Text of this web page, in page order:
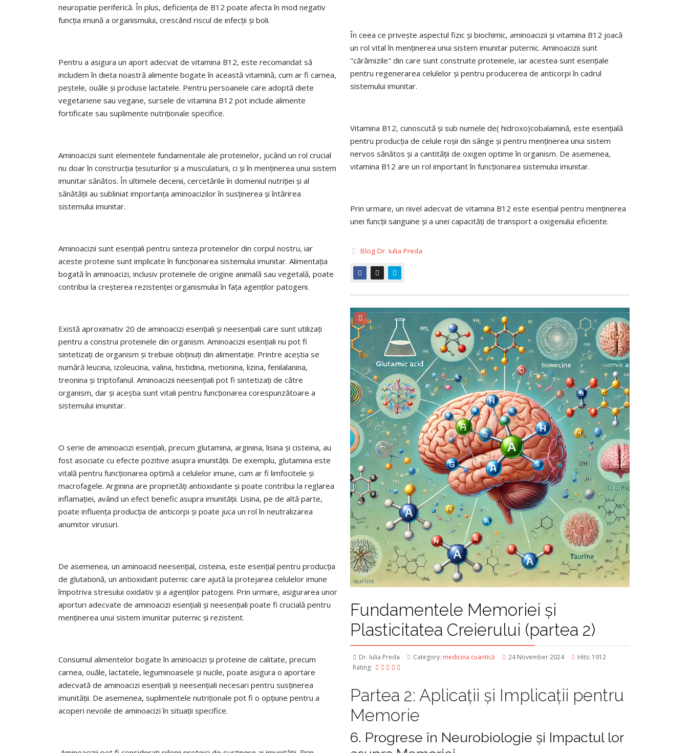
neuropatie periferică. În plus, deficiența de B12 poate afecta în mod negativ
funcția imună a organismului, crescând riscul de infecții și boli.
Pentru a asigura un aport adecvat de vitamina B12, este recomandat să
includem în dieta noastră alimente bogate în această vitamină, cum ar fi carnea,
peștele, ouăle și produse lactatele. Pentru persoanele care adoptă diete
vegetariene sau vegane, sursele de vitamina B12 pot include alimente
fortificate sau suplimente nutriționale specifice.
Aminoacizii sunt elementele fundamentale ale proteinelor, jucând un rol crucial
nu doar în construcția țesuturilor și a musculaturii, ci și în menținerea unui sistem
imunitar sănătos. În ultimele decenii, cercetările în domeniul nutriției și al
sănătății au subliniat importanța aminoacizilor în susținerea și întărirea
sistemului imunitar.
Aminoacizii sunt esențiali pentru sinteza proteinelor din corpul nostru, iar
aceste proteine sunt implicate în funcționarea sistemului imunitar. Alimentația
bogată în aminoacizi, inclusiv proteinele de origine animală sau vegetală, poate
contribui la creșterea rezistenței organismului în fața agenților patogeni.
Există aproximativ 20 de aminoacizi esențiali și neesențiali care sunt utilizați
pentru a construi proteinele din organism. Aminoacizii esențiali nu pot fi
sintetizați de organism și trebuie obținuți din alimentație. Printre aceștia se
numără leucina, izoleucina, valina, histidina, metionina, lizina, fenilalanina,
treonina și triptofanul. Aminoacizii neesențiali pot fi sintetizați de către
organism, dar și aceștia sunt vitali pentru funcționarea corespunzătoare a
sistemului imunitar.
O serie de aminoacizi esențiali, precum glutamina, arginina, lisina și cisteina, au
fost asociate cu efecte pozitive asupra imunității. De exemplu, glutamina este
vitală pentru funcționarea optimă a celulelor imune, cum ar fi limfocitele și
macrofagele. Arginina are proprietăți antioxidante și poate contribui la reglarea
inflamației, având un efect benefic asupra imunității. Lisina, pe de altă parte,
poate influența producția de anticorpi și poate juca un rol în neutralizarea
anumitor virusuri.
De asemenea, un aminoacid neesențial, cisteina, este esențial pentru producția
de glutationă, un antioxidant puternic care ajută la protejarea celulelor imune
împotriva stresului oxidativ și a agenților patogeni. Prin urmare, asigurarea unor
aporturi adecvate de aminoacizi esențiali și neesențiali poate fi crucială pentru
menținerea unui sistem imunitar puternic și rezistent.
Consumul alimentelor bogate în aminoacizi și proteine de calitate, precum
carnea, ouăle, lactatele, leguminoasele și nucile, poate asigura o aportare
adecvată de aminoacizi esențiali și neesențiali necesari pentru susținerea
imunității. De asemenea, suplimentele nutriționale pot fi o opțiune pentru a
acoperi nevoile de aminoacizi în situații specifice.
În ceea ce privește aspectul fizic și biochimic, aminoacizii și vitamina B12 joacă
un rol vital în menținerea unui sistem imunitar puternic. Aminoacizii sunt
"cărămizile" din care sunt construite proteinele, iar acestea sunt esențiale
pentru regenerarea celulelor și pentru producerea de anticorpi în cadrul
sistemului imunitar.
Vitamina B12, cunoscută și sub numele de( hidroxo)cobalamină, este esențială
pentru producția de celule roșii din sânge și pentru menținerea unui sistem
nervos sănătos și a cantității de oxigen optime în organism. De asemenea,
vitamina B12 are un rol important în funcționarea sistemului imunitar.
Prin urmare, un nivel adecvat de vitamina B12 este esențial pentru menținerea
unei funcții sanguine și a unei capacități de transport a oxigenului eficiente.
Blog Dr. Iulia Preda
Fundamentele Memoriei și
Plasticitatea Creierului (partea 2)
Dr. Iulia Preda Category: medicina cuantică 24 November 2024
Hits: 1912
Rating:
Partea 2: Aplicații și Implicații pentru
Memorie
6. Progrese în Neurobiologie și Impactul lor